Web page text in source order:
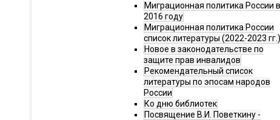
Миграционная политика России в
2016 году
Миграционная политика России
список литературы (2022-2023 гг.)
Новое в законодательстве по
защите прав инвалидов
Рекомендательный список
литературы по эпосам народов
России
Ко дню библиотек
Посвящение В.И. Поветкину -